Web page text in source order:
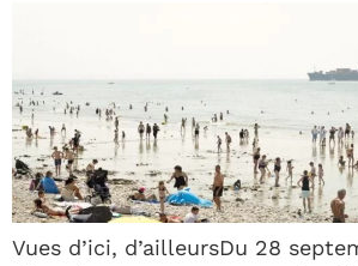
Vues d’ici, d’ailleursDu 28